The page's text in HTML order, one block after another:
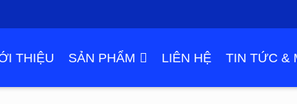
THIỆU SẢN PHẨM LIÊN HỆ TIN TỨC &